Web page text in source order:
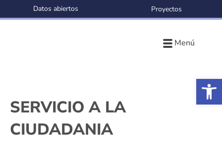
Menú
Datos abiertos Proyectos
SERVICIO A LA
CIUDADANIA